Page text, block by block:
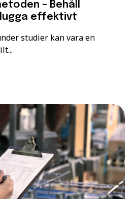
– Behåll
effektivt
studier kan vara en